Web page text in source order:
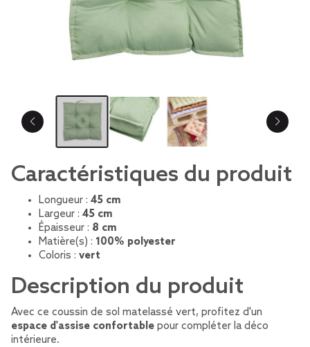
Caractéristiques du produit
Longueur : 45 cm
Largeur : 45 cm
Épaisseur : 8 cm
Matière(s) : 100% polyester
Coloris : vert
Description du produit
Avec ce coussin de sol matelassé vert, profitez d'un
espace d'assise confortable pour compléter la déco
intérieure.